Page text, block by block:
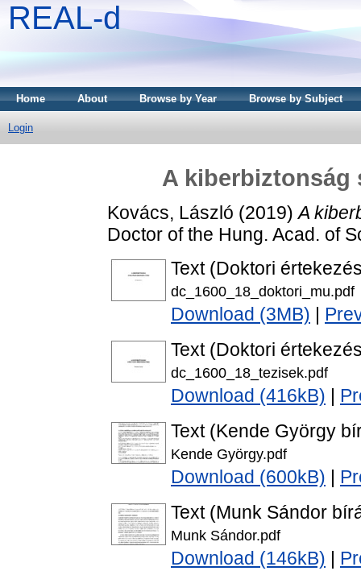
REAL-d
Home About Browse by Year Browse by Subject
Login
A kiberbiztonság
Kovács, László (2019)A
Doctor of the Hung. Acad. of
Text (Doktori
dc_1600_18_doktori_mu.pdf
Download (3MB)
Text (Doktori
dc_1600_18_tezisek.pdf
Download (416kB)
Text (Kende György
Kende György.pdf
Download (600kB)
Text (Munk Sándor
Munk Sándor.pdf
Download (146kB)